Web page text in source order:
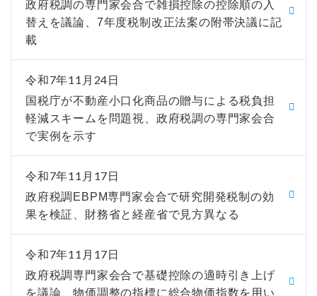
政府税調の専門家会合で雑損控除の控除順の入
替えを議論、7年度税制改正法案の附帯決議に記
載
令和7年11月24日
国税庁が不動産小口化商品の贈与による税負担
軽減スキームを問題視、政府税調の専門家会合
で実例を示す
令和7年11月17日
政府税調EBPM専門家会合で研究開発税制の効
果を検証、財務省と経産省で見方異なる
令和7年11月17日
政府税調専門家会合で基礎控除の適時引き上げ
を議論、物価調整の指標に総合物価指数を用い